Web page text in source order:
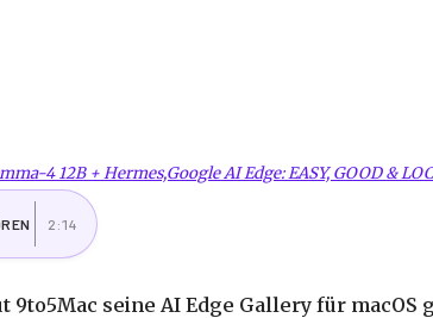
4 12B + Hermes,Google AI Edge: EASY, GOOD &
2:14
9to5Mac seine AI Edge Gallery für macOS